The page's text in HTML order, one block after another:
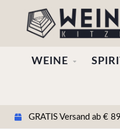
WEINE
GRATIS Versand ab €